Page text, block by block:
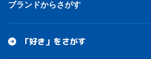
ブランドからさがす
「好き」をさがす